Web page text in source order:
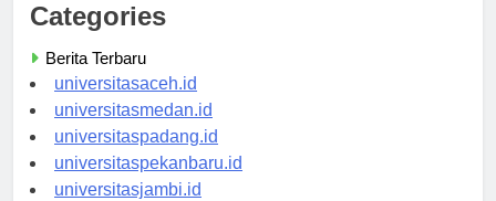
Categories
Berita Terbaru
universitasaceh.id
universitasmedan.id
universitaspadang.id
universitaspekanbaru.id
universitasjambi.id